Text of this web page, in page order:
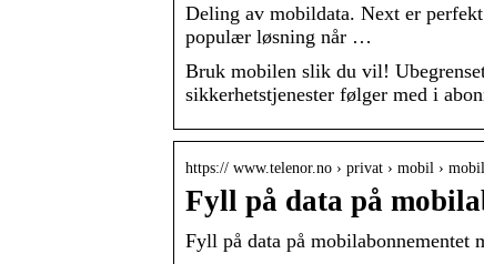
Deling av mobildata. Next er
populær løsning når …
Bruk mobilen slik du vil!
sikkerhetstjenester følger med i
https:// www.telenor.no › privat › mobil ›
Fyll på data på
Fyll på data på mobilabonnementet